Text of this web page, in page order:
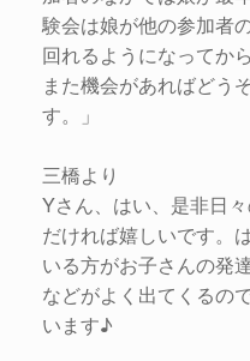
験会は娘が他の参加者
回れるようになってか
また機会があればどう
す。」
三橋より
Yさん、はい、是非日
だければ嬉しいです。
いる方がお子さんの発
などがよく出てくるの
います♪